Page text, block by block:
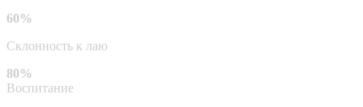
60%
Склонность к лаю
80%
Воспитание